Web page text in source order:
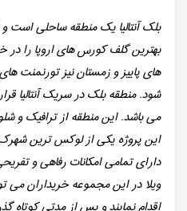
بلک آنتالیا یک منطقه ساحلی است و
بهترین گلف کورس های اروپا را
های پاییز و زمستان نیز تورنمنت
شود. منطقه بلک در سریک آنتالیا
می باشد. این منطقه از ترافیک و
این پروژه یکی از لوکس ترین
دارای تمامی امکانات رفاهی و
ویلا در این مجموعه خریداران می